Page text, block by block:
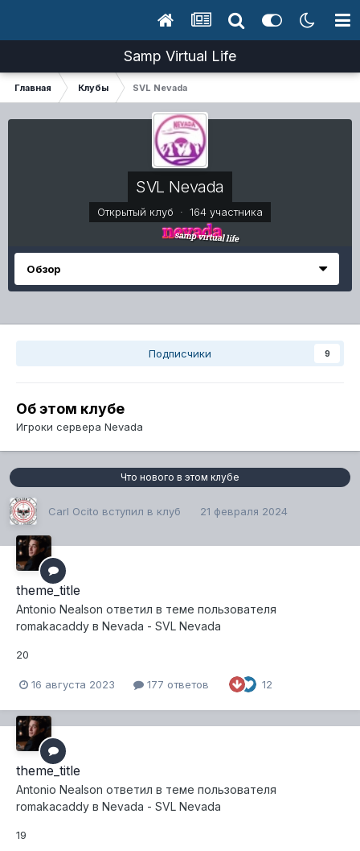
Samp Virtual Life
Главная Клубы SVL Nevada
SVL Nevada
Открытый клуб · 164 участника
Обзор
Подписчики 9
Об этом клубе
Игроки сервера Nevada
Что нового в этом клубе
Carl Ocito вступил в клуб 21 февраля 2024
theme_title
Antonio Nealson ответил в теме пользователя
romakacaddy в Nevada - SVL Nevada
20
16 августа 2023 177 ответов 12
theme_title
Antonio Nealson ответил в теме пользователя
romakacaddy в Nevada - SVL Nevada
19